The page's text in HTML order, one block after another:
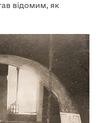
відомим, як